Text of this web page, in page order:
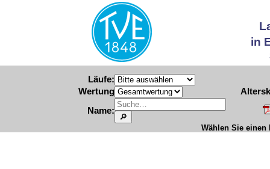
in
Läufe:
Wertung
Name:
Wählen Sie einen